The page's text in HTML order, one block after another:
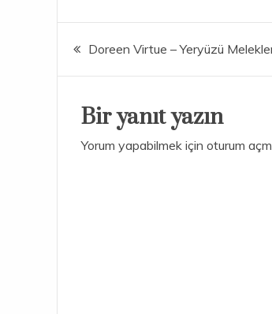
Yazı
gezinmesi
Doreen Virtue – Yeryüzü
Bir yanıt yazın
Yorum yapabilmek için oturum